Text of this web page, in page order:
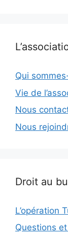
Qui
Vie de
Nous
Nous
Droit au
L’opération
Questions